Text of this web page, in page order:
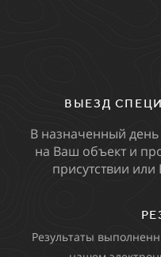
(ТОЛЬКО
Наш специалист по
чертеж и акт